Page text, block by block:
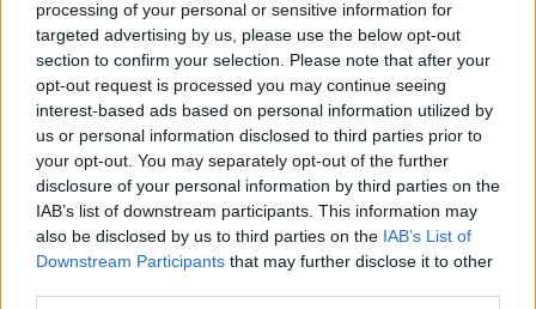
processing of your personal or sensitive information for
targeted advertising by us, please use the below opt-out
section to confirm your selection. Please note that after your
opt-out request is processed you may continue seeing
interest-based ads based on personal information utilized by
us or personal information disclosed to third parties prior to
your opt-out. You may separately opt-out of the further
disclosure of your personal information by third parties on the
IAB’s list of downstream participants. This information may
also be disclosed by us to third parties on the IAB’s List of
Downstream Participants that may further disclose it to other
Kuvendit brenda afatit 30-
ditor ngre pikëpyetje
kushtetuese për hapat e
ardhshëm
Kuvendit, gjithçka përmes
fotografive
Ambasada Britanike
Incidenti me vezë në